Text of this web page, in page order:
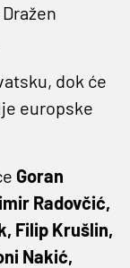
dok će
europske
Goran
Radovčić,
Filip Krušlin,
Nakić,